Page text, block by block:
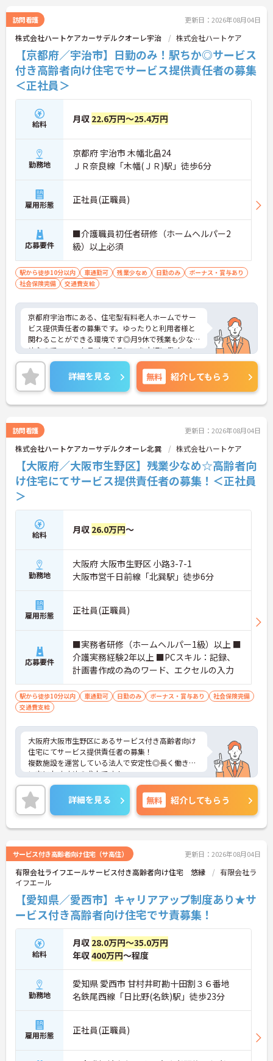
さい！
訪問看護 更新日：2026年08月04日
株式会社ハートケアカーサデルクオーレ宇治 株式会社ハートケア
【京都府／宇治市】日勤のみ！駅ちか◎サービス
付き高齢者向け住宅でサービス提供責任者の募集
＜正社員＞
給料 月収 22.6万円～25.4万円
勤務地
京都府 宇治市 木幡北畠24
ＪＲ奈良線「木幡(ＪＲ)駅」徒歩6分
雇用形態 正社員(正職員)
応募要件
■介護職員初任者研修（ホームヘルパー2
級）以上必須
駅から徒歩10分以内 車通勤可 残業少なめ 日勤のみ
ボーナス・賞与あり
社会保険完備
交通費支給
京都府宇治市にある、住宅型有料老人ホームでサー
ビス提供責任者の募集です。ゆったりと利用者様と
関わることができる環境です◎月9休で残業も少な
めなので、ワークライフバランスを大切に働くこと
が出来ます！またマイカー通勤OKで無料駐車場あり
と、通勤便利な点も嬉しいポイントです♪興味をお
持ちの方はお気軽にお問い合わせ下さい！さらに詳
細などお伝えします！
詳細を見る 無料 紹介してもらう
訪問看護 更新日：2026年08月04日
株式会社ハートケアカーサデルクオーレ北巽 株式会社ハートケア
【大阪府／大阪市生野区】残業少なめ☆高齢者向
け住宅にてサービス提供責任者の募集！＜正社員
＞
給料 月収 26.0万円～
勤務地
大阪府 大阪市生野区 小路3-7-1
大阪市営千日前線「北巽駅」徒歩6分
雇用形態 正社員(正職員)
応募要件
■実務者研修（ホームヘルパー1級）以上 ■
介護実務経験2年以上 ■PCスキル：記録、
計画書作成の為のワード、エクセルの入力
駅から徒歩10分以内 車通勤可 日勤のみ ボーナス・賞与あり
社会保険完備
交通費支給
大阪府大阪市生野区にあるサービス付き高齢者向け
住宅にてサービス提供責任者の募集！
複数施設を運営している法人で安定性◎長く働きた
い方におすすめの求人です！
残業は少なめで、プライベートや家庭との両立もし
やすい環境です♪
ご興味のある方には、面接対策ポイントなど、さら
に詳細をお話しいたしますのでお気軽にご相談くだ
さい！
詳細を見る 無料 紹介してもらう
サービス付き高齢者向け住宅（サ高住） 更新日：2026年08月04日
有限会社ライフエールサービス付き高齢者向け住宅 悠縁
有限会社ラ
イフエール
【愛知県／愛西市】キャリアアップ制度あり★サ
ービス付き高齢者向け住宅でサ責募集！
給料
月収 28.0万円～35.0万円
年収400万円～程度
勤務地
愛知県 愛西市 甘村井町勘十田割３６番地
名鉄尾西線「日比野(名鉄)駅」徒歩23分
雇用形態 正社員(正職員)